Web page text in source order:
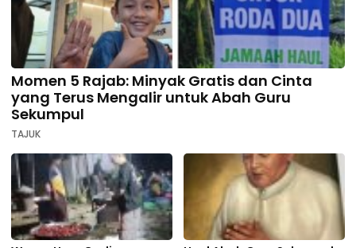
Momen 5 Rajab: Minyak Gratis dan Cinta
yang Terus Mengalir untuk Abah Guru
Sekumpul
TAJUK